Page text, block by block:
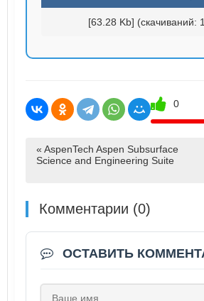
[63.28 Kb] (cкачиваний:
0
« AspenTech Aspen Subsurface
Science and Engineering Suite
Комментарии (0)
ОСТАВИТЬ